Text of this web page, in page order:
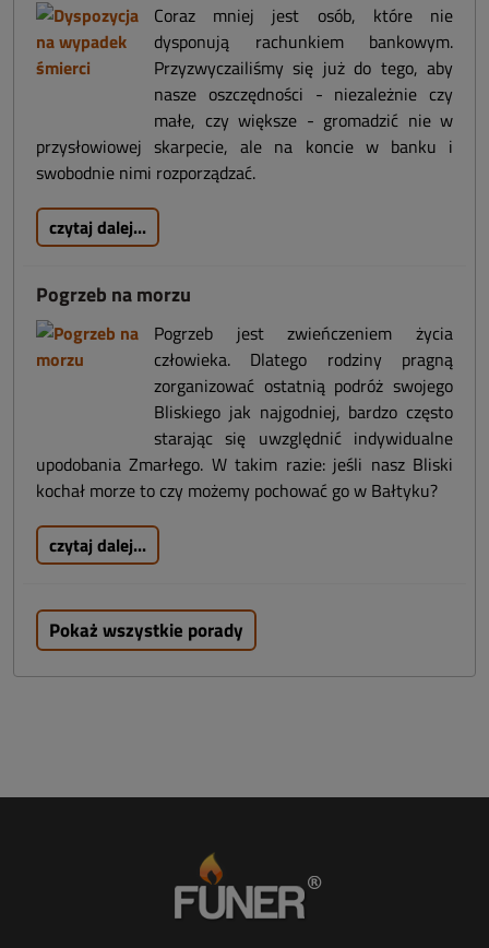
Coraz mniej jest osób, które nie
dysponują rachunkiem bankowym.
Przyzwyczailiśmy się już do tego, aby
nasze oszczędności - niezależnie czy
małe, czy większe - gromadzić nie w
przysłowiowej skarpecie, ale na koncie w banku i
swobodnie nimi rozporządzać.
czytaj dalej...
Pogrzeb na morzu
Pogrzeb jest zwieńczeniem życia
człowieka. Dlatego rodziny pragną
zorganizować ostatnią podróż swojego
Bliskiego jak najgodniej, bardzo często
starając się uwzględnić indywidualne
upodobania Zmarłego. W takim razie: jeśli nasz Bliski
kochał morze to czy możemy pochować go w Bałtyku?
czytaj dalej...
Pokaż wszystkie porady